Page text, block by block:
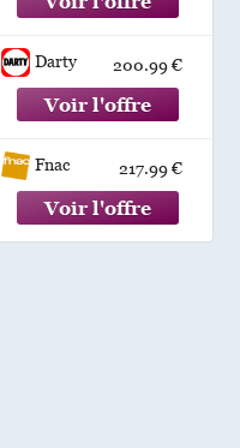
Darty 200.99 €
Fnac 217.99 €